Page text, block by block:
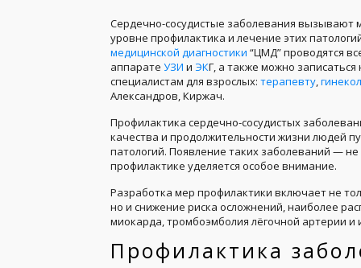
Сердечно-сосудистые заболевания вызывают
уровне профилактика и лечение этих
медицинской диагностики “ЦМД” проводятся
аппарате УЗИ и ЭКГ, а также можно
специалистам для взрослых: терапевту,
Александров, Киржач.
Профилактика сердечно-сосудистых
качества и продолжительности жизни людей
патологий. Появление таких заболеваний —
профилактике уделяется особое внимание.
Разработка мер профилактики включает не
но и снижение риска осложнений, наиболее
миокарда, тромбоэмболия лёгочной артерии и
Профилактика